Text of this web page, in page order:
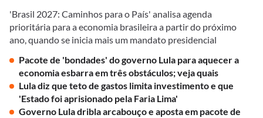
'Brasil 2027: Caminhos para o País' analisa agenda
prioritária para a economia brasileira a partir do próximo
ano, quando se inicia mais um mandato presidencial
Pacote de 'bondades' do governo Lula para aquecer a
economia esbarra em três obstáculos; veja quais
Lula diz que teto de gastos limita investimento e que
'Estado foi aprisionado pela Faria Lima'
Governo Lula dribla arcabouço e aposta em pacote de